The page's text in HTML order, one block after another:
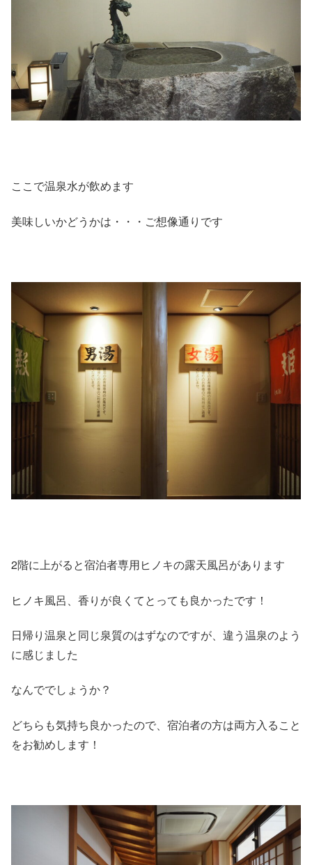
ここで温泉水が飲めます
美味しいかどうかは・・・ご想像通りです
2階に上がると宿泊者専用ヒノキの露天風呂があります
ヒノキ風呂、香りが良くてとっても良かったです！
日帰り温泉と同じ泉質のはずなのですが、違う温泉のよう
に感じました
なんででしょうか？
どちらも気持ち良かったので、宿泊者の方は両方入ること
をお勧めします！